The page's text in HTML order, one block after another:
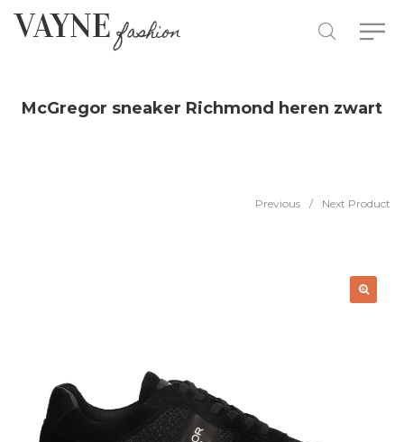
McGregor sneaker Richmond heren zwart
Previous / Next Product